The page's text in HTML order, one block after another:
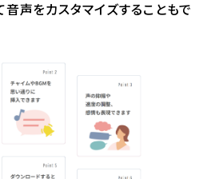
声をカスタマイズすることもで